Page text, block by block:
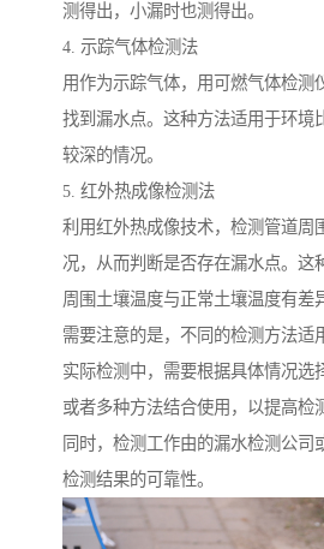
测得出，小漏时也测得出。
4. 示踪气体检测法
用作为示踪气体，用可燃气体检测
找到漏水点。这种方法适用于环境
较深的情况。
5. 红外热成像检测法
利用红外热成像技术，检测管道周
况，从而判断是否存在漏水点。这
周围土壤温度与正常土壤温度有差
需要注意的是，不同的检测方法适
实际检测中，需要根据具体情况选
或者多种方法结合使用，以提高检
同时，检测工作由的漏水检测公司
检测结果的可靠性。